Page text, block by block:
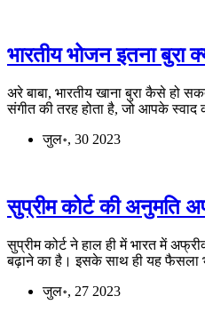
भारतीय भोजन इतना बुरा
अरे बाबा, भारतीय खाना बुरा कैसे हो
संगीत की तरह होता है, जो आपके स्वाद
जुल॰, 30 2023
सुप्रीम कोर्ट की अनुमति
सुप्रीम कोर्ट ने हाल ही में भारत में
बढ़ाने का है। इसके साथ ही यह फैसला
जुल॰, 27 2023